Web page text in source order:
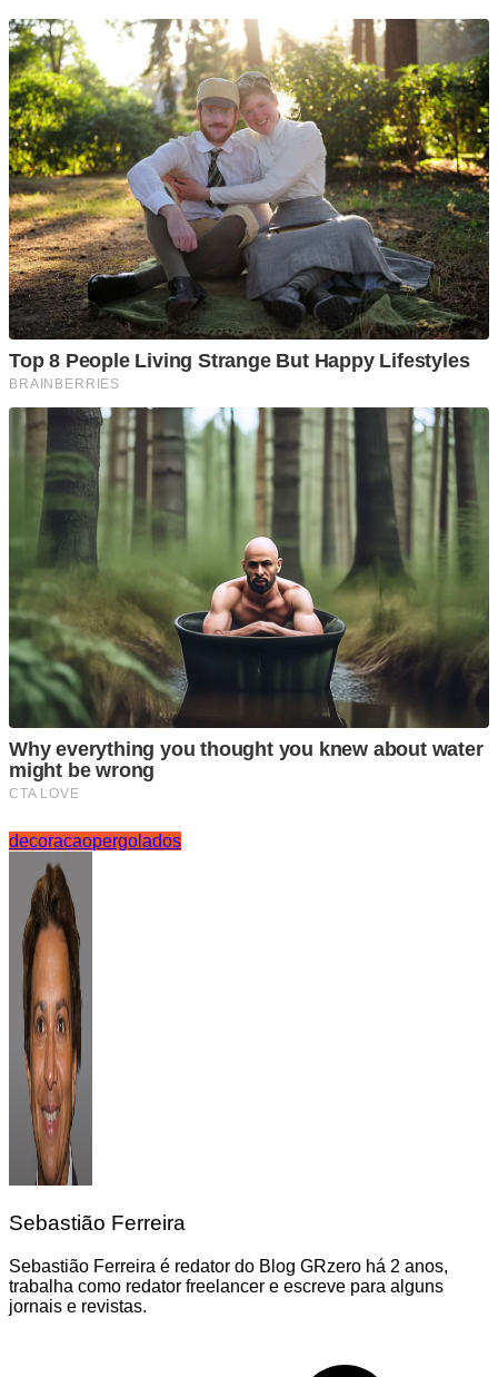
decoracaopergolados
Sebastião Ferreira
Sebastião Ferreira é redator do Blog GRzero há 2 anos,
trabalha como redator freelancer e escreve para alguns
jornais e revistas.